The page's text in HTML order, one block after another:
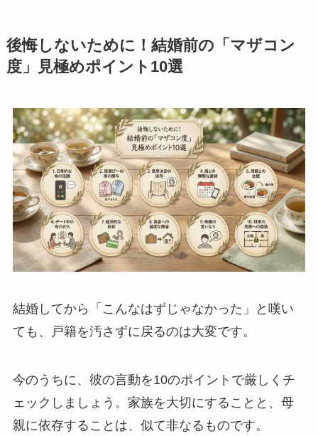
後悔しないために！結婚前の「マザコン
度」見極めポイント10選
結婚してから「こんなはずじゃなかった」と嘆い
ても、戸籍を汚さずに戻るのは大変です。
今のうちに、彼の言動を10のポイントで厳しくチ
ェックしましょう。家族を大切にすることと、母
親に依存することは、似て非なるものです。